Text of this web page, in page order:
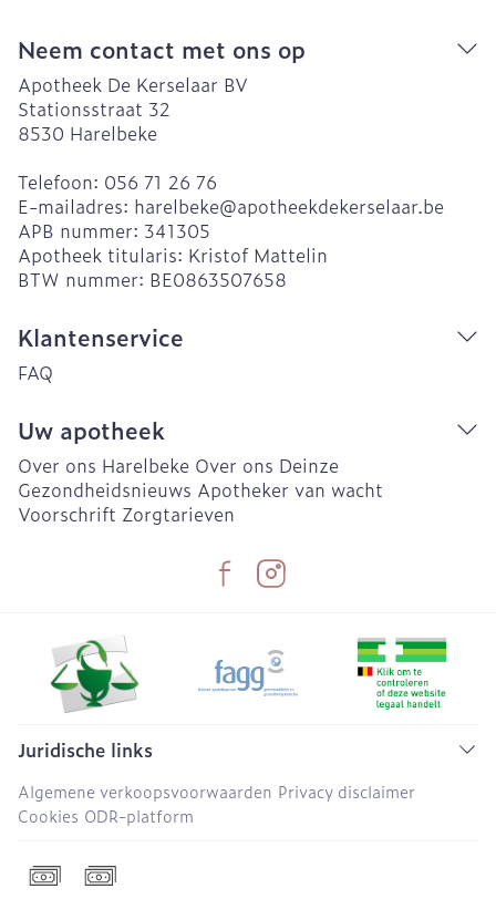
Neem contact met ons op
Apotheek De Kerselaar BV
Stationsstraat 32
8530 Harelbeke
Telefoon: 056 71 26 76
E-mailadres: harelbeke@apotheekdekerselaar.be
APB nummer: 341305
Apotheek titularis: Kristof Mattelin
BTW nummer: BE0863507658
Klantenservice
FAQ
Uw apotheek
Over ons Harelbeke Over ons Deinze
Gezondheidsnieuws Apotheker van wacht
Voorschrift Zorgtarieven
Juridische links
Algemene verkoopsvoorwaarden Privacy disclaimer
Cookies ODR-platform